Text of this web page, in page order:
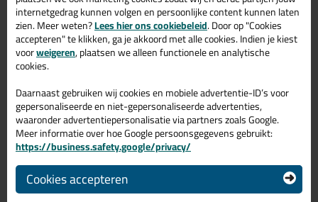
gebruiken voor verschillende toepassingen. Een duurzame en
veelzijdige kit welke makkelijk te verwerken is. Perfect als je een
bijpassende kleur zoekt met gegarandeerd een topresultaat.
Bestel de Ottoseal S110 580ml in kleur Eik donker C83 vandaag
nog! Op voorraad en op werkdagen besteld = morgen in huis.
Wil je meer weten over de toepassing en kenmerken van dit
product?Lees alles over dit product >
Gerelateerde producten
internetgedrag kunnen volgen en persoonlijke content kunnen laten
zien. Meer weten?Lees hier ons cookiebeleid. Door op "Cookies
accepteren" te klikken, ga je akkoord met alle cookies. Indien je kiest
voorweigeren, plaatsen we alleen functionele en analytische
cookies.
Daarnaast gebruiken wij cookies en mobiele advertentie-ID’s voor
gepersonaliseerde en niet-gepersonaliseerde advertenties,
waaronder advertentiepersonalisatie via partners zoals Google.
Meer informatie over hoe Google persoonsgegevens gebruikt:
https://business.safety.google/privacy/
Cookies accepteren